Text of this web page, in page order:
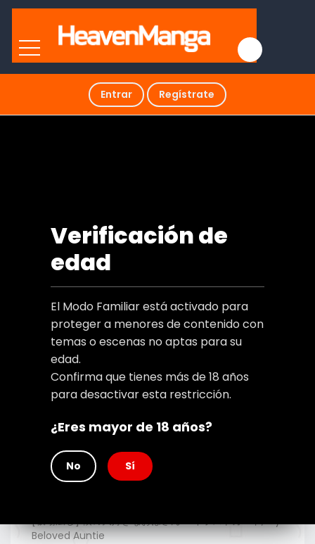
Entrar Regístrate
Verificación de
edad
El Modo Familiar está activado para
proteger a menores de contenido con
temas o escenas no aptas para su
edad.
Confirma que tienes más de 18 años
para desactivar esta restricción.
¿Eres mayor de 18 años?
No Sí
Type
Manga
[板場広し] 僕の大好きなおばさん + イラストカード, My
Beloved Auntie